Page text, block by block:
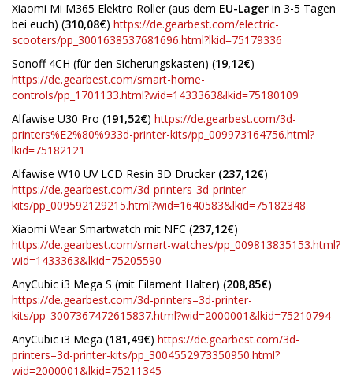
Xiaomi Mi M365 Elektro Roller (aus dem EU-Lager in 3-5 Tagen
bei euch) (310,08€) https://de.gearbest.com/electric-
scooters/pp_3001638537681696.html?lkid=75179336
Sonoff 4CH (für den Sicherungskasten) (19,12€)
https://de.gearbest.com/smart-home-
controls/pp_1701133.html?wid=1433363&lkid=75180109
Alfawise U30 Pro (191,52€) https://de.gearbest.com/3d-
printers%E2%80%933d-printer-kits/pp_009973164756.html?
lkid=75182121
Alfawise W10 UV LCD Resin 3D Drucker(237,12€)
https://de.gearbest.com/3d-printers-3d-printer-
kits/pp_009592129215.html?wid=1640583&lkid=75182348
Xiaomi Wear Smartwatch mit NFC (237,12€)
https://de.gearbest.com/smart-watches/pp_009813835153.html?
wid=1433363&lkid=75205590
AnyCubic i3 Mega S (mit Filament Halter) (208,85€)
https://de.gearbest.com/3d-printers–3d-printer-
kits/pp_3007367472615837.html?wid=2000001&lkid=75210794
AnyCubic i3 Mega (181,49€) https://de.gearbest.com/3d-
printers–3d-printer-kits/pp_3004552973350950.html?
wid=2000001&lkid=75211345